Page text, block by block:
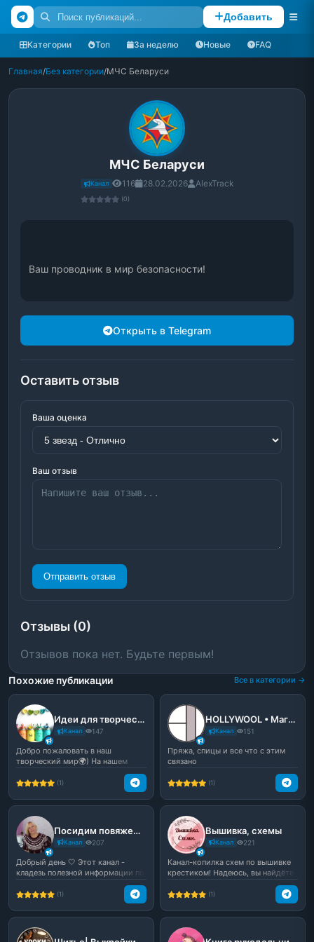
Добавить
Категории Топ За неделю Новые FAQ
Главная/Без категории/МЧС Беларуси
МЧС Беларуси
Канал 116 28.02.2026 AlexTrack
(0)
Ваш проводник в мир безопасности!
Открыть в Telegram
Оставить отзыв
Ваша оценка
Ваш отзыв
Отправить отзыв
Отзывы (0)
Отзывов пока нет. Будьте первым!
Похожие публикации Все в категории →
Идеи для творчества🎐
Канал 147
Добро пожаловать в наш
творческий мир🌍) На нашем
канале вы найдете много инте...
(1)
HOLLYWOOL • Магазин / Мастер-классы по вязанию
Канал 151
Пряжа, спицы и все что с этим
связано
(1)
Посидим повяжем | Канал по вязанию
Канал 207
Добрый день 🤍 Этот канал -
кладезь полезной информации по
(1)
Вышивка, схемы
Канал 221
Канал-копилка схем по вышивке
крестиком! Надеюсь, вы найдёте
(1)